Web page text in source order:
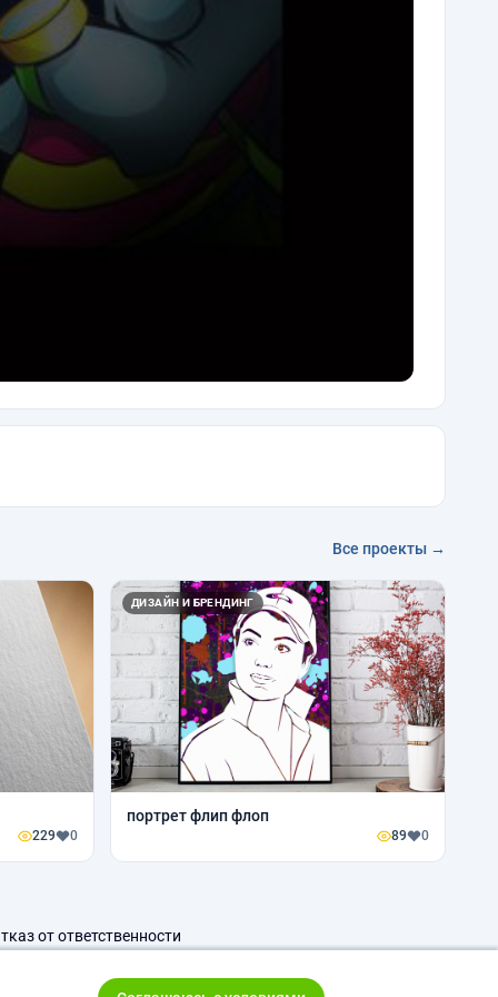
Все проекты →
229 0
ДИЗАЙН И БРЕНДИНГ
портрет флип флоп
89 0
от ответственности